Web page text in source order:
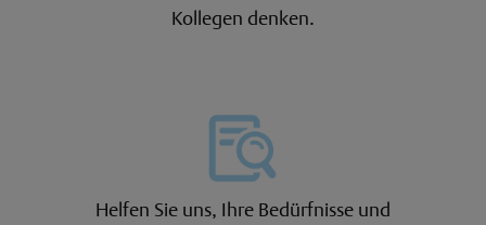
Kollegen denken.
Helfen Sie uns, Ihre Bedürfnisse und